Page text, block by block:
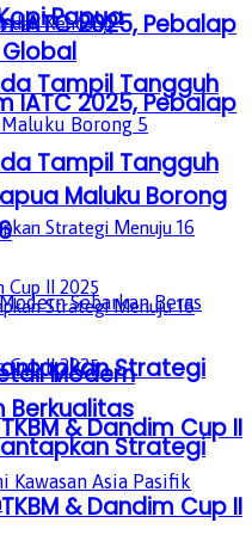
IATC 2025, Pebalap
Tampil Tangguh
Strategi
& Dandim Cup II
IATC 2025, Pebalap
Tampil Tangguh
Strategi
& Dandim Cup II
Papua
Maluku Borong
Modern
Berkualitas